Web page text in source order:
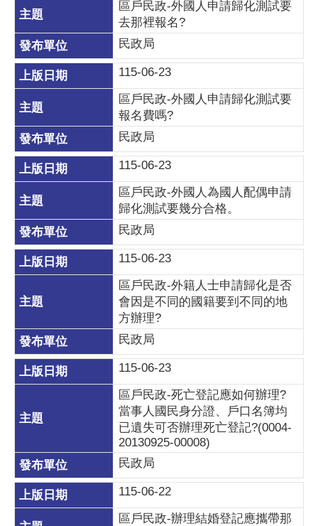
區戶民政-外國人申請歸化測試要
去那裡報名?
民政局
115-06-23
區戶民政-外國人申請歸化測試要
報名費嗎?
民政局
115-06-23
區戶民政-外國人為國人配偶申請
歸化測試要幾分合格。
民政局
115-06-23
區戶民政-外籍人士申請歸化是否
會因是不同的國籍要到不同的地
方辦理?
民政局
115-06-23
區戶民政-死亡登記應如何辦理?
當事人國民身分證、戶口名簿均
已遺失可否辦理死亡登記?(0004-
20130925-00008)
民政局
115-06-22
區戶民政-辦理結婚登記應攜帶那